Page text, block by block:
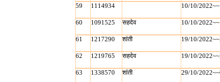
59 1114934 10/10/
60 1091525 सहदेव 10/10/
61 1217290 शांती 19/10/
62 1219765 सहदेव 19/10/
63 1338570 शांती 29/10/